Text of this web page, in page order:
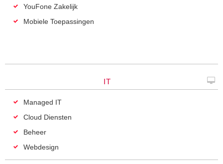
YouFone Zakelijk
Mobiele Toepassingen
IT
Managed IT
Cloud Diensten
Beheer
Webdesign